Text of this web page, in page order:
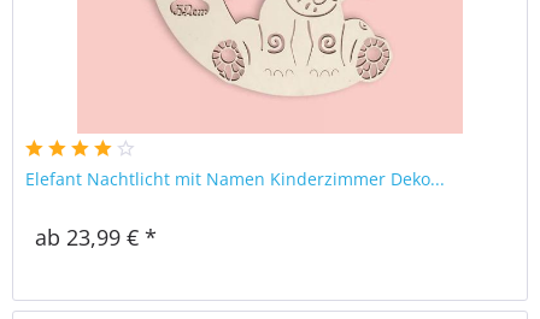
Elefant Nachtlicht mit Namen Kinderzimmer Deko...
ab 23,99 € *